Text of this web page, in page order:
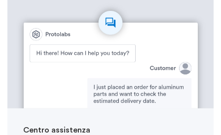
Centro assistenza